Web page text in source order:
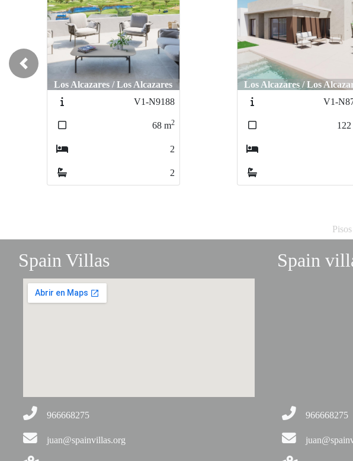
Los Alcazares / Los Alcazares
V1-N8721
122 m2
3
3
Los Alcazares / Los
V1-
74
Previous
Spain Villas
966668275
juan@spainvillas.org
Spain
966668275